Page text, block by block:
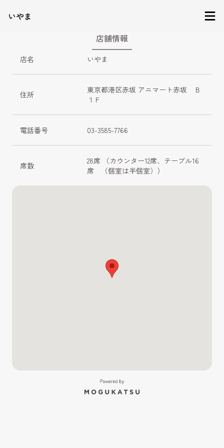
いやま
店舗情報
店名 いやま
住所
東京都港区赤坂 アニマート赤坂　Ｂ
１Ｆ
電話番号 03-3585-7766
席数
28席 （カウンター12席、テーブル16
席　（個室は半個室））